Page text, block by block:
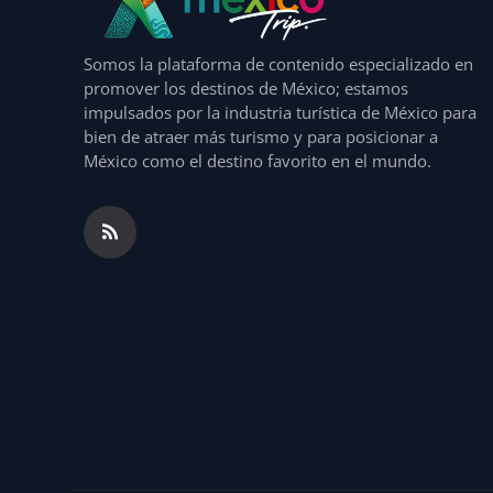
Somos la plataforma de contenido especializado en
promover los destinos de México; estamos
impulsados por la industria turística de México para
bien de atraer más turismo y para posicionar a
México como el destino favorito en el mundo.